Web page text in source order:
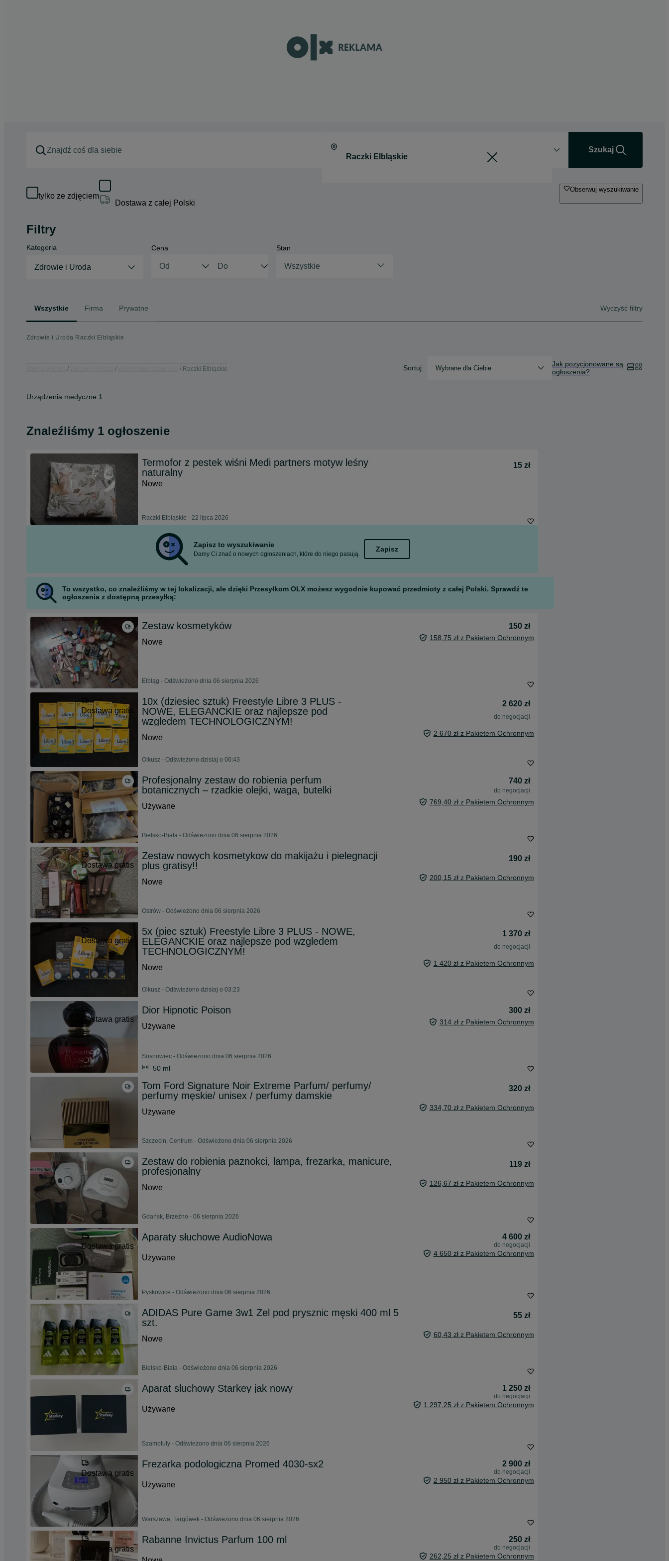
Szukaj
tylko ze zdjęciem
Dostawa z całej Polski
Obserwuj wyszukiwanie
Filtry
Kategoria
Zdrowie i Uroda
Cena Stan
Wszystkie
Wszystkie Firma Prywatne Wyczyść filtry
Zdrowie i Uroda Raczki Elbląskie
Raczki Elbląskie Sortuj: Wybrane dla Ciebie
Jak pozycjonowane są
ogłoszenia?
Urządzenia medyczne 1
Znaleźliśmy 1 ogłoszenie
Termofor z pestek wiśni Medi partners motyw leśny
naturalny
15 zł
Nowe
Raczki Elbląskie - 22 lipca 2026
Zapisz to wyszukiwanie
Damy Ci znać o nowych ogłoszeniach, które do niego pasują.
Zapisz
To wszystko, co znaleźliśmy w tej lokalizacji, ale dzięki Przesyłkom OLX możesz wygodnie kupować przedmioty z całej Polski. Sprawdź te
ogłoszenia z dostępną przesyłką:
Zestaw kosmetyków
150 zł
Nowe
158,75 zł z Pakietem Ochronnym
Elbląg - Odświeżono dnia 06 sierpnia 2026
Dostawa gratis
10x (dziesiec sztuk) Freestyle Libre 3 PLUS -
NOWE, ELEGANCKIE oraz najlepsze pod
wzgledem TECHNOLOGICZNYM!
2 620 zł
do negocjacji
Nowe 2 670 zł z Pakietem Ochronnym
Olkusz - Odświeżono dzisiaj o 00:43
Profesjonalny zestaw do robienia perfum
botanicznych – rzadkie olejki, waga, butelki
740 zł
do negocjacji
Używane 769,40 zł z Pakietem Ochronnym
Bielsko-Biała - Odświeżono dnia 06 sierpnia 2026
Dostawa gratis
Zestaw nowych kosmetykow do makijażu i pielegnacji
plus gratisy!!
190 zł
Nowe 200,15 zł z Pakietem Ochronnym
Ostrów - Odświeżono dnia 06 sierpnia 2026
Dostawa gratis
5x (piec sztuk) Freestyle Libre 3 PLUS - NOWE,
ELEGANCKIE oraz najlepsze pod wzgledem
TECHNOLOGICZNYM!
1 370 zł
do negocjacji
Nowe 1 420 zł z Pakietem Ochronnym
Olkusz - Odświeżono dzisiaj o 03:23
Dostawa gratis
Dior Hipnotic Poison
300 zł
Używane
314 zł z Pakietem Ochronnym
Sosnowiec - Odświeżono dnia 06 sierpnia 2026
50 ml
Tom Ford Signature Noir Extreme Parfum/ perfumy/
perfumy męskie/ unisex / perfumy damskie
320 zł
Używane 334,70 zł z Pakietem Ochronnym
Szczecin, Centrum - Odświeżono dnia 06 sierpnia 2026
Zestaw do robienia paznokci, lampa, frezarka, manicure,
profesjonalny
119 zł
Nowe 126,67 zł z Pakietem Ochronnym
Gdańsk, Brzeźno - 06 sierpnia 2026
Dostawa gratis
Aparaty słuchowe AudioNowa 4 600 zł
do negocjacji
Używane 4 650 zł z Pakietem Ochronnym
Pyskowice - Odświeżono dnia 06 sierpnia 2026
ADIDAS Pure Game 3w1 Żel pod prysznic męski 400 ml 5
szt.
55 zł
Nowe 60,43 zł z Pakietem Ochronnym
Bielsko-Biała - Odświeżono dnia 06 sierpnia 2026
Aparat sluchowy Starkey jak nowy 1 250 zł
do negocjacji
Używane 1 297,25 zł z Pakietem Ochronnym
Szamotuły - Odświeżono dnia 06 sierpnia 2026
Dostawa gratis
Frezarka podologiczna Promed 4030-sx2 2 900 zł
do negocjacji
Używane 2 950 zł z Pakietem Ochronnym
Warszawa, Targówek - Odświeżono dnia 06 sierpnia 2026
Dostawa gratis
Rabanne Invictus Parfum 100 ml 250 zł
do negocjacji
262,25 zł z Pakietem Ochronnym